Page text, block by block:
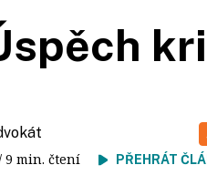
9 min. čtení PŘEHRÁT